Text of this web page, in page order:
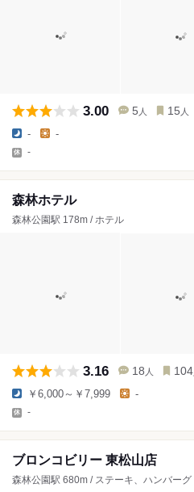
3.00 5 人 15 人
- -
-
森林ホテル
森林公園駅 178m / ホテル
3.16 18 人 104
￥6,000～￥7,999 -
-
ブロンコビリー 東松山店
森林公園駅 680m / ステーキ、ハンバーグ